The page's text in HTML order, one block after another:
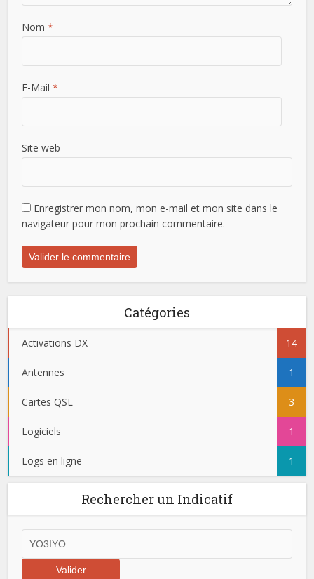
Nom *
E-Mail *
Site web
Enregistrer mon nom, mon e-mail et mon site dans le
navigateur pour mon prochain commentaire.
Catégories
Activations DX 14
Antennes 1
Cartes QSL 3
Logiciels 1
Logs en ligne 1
Rechercher un Indicatif